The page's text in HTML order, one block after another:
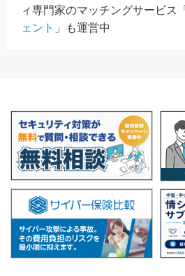
ィ専門家のマッチングサービス「
ェント 」も運営中